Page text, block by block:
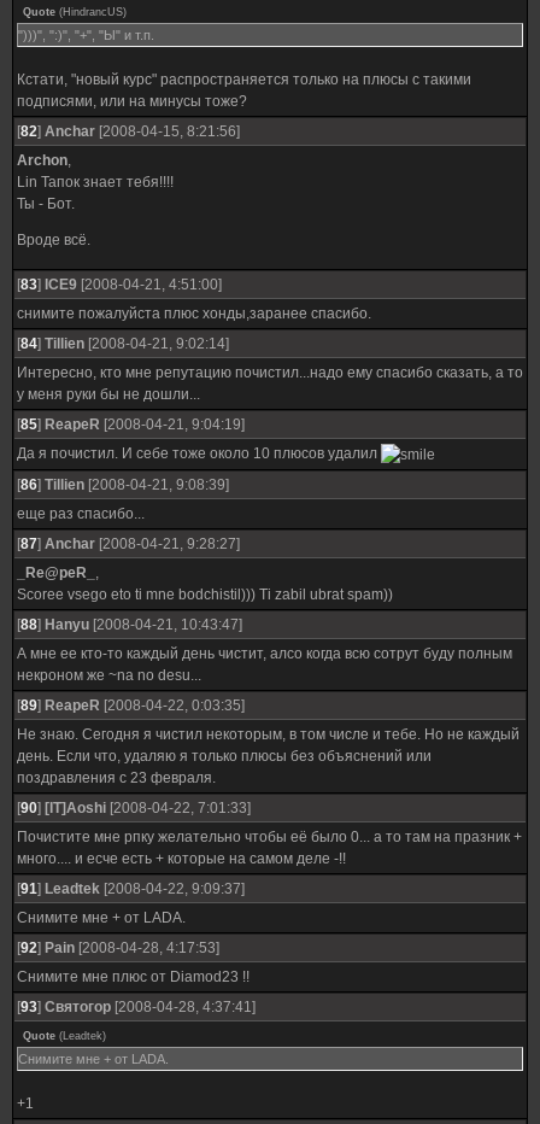
Quote (HindrancUS)
")))", ":)", "+", "Ы" и т.п.
Кстати, "новый курс" распространяется только на плюсы с такими
подписями, или на минусы тоже?
[82] Anchar [2008-04-15, 8:21:56]
Archon,
Lin Тапок знает тебя!!!!
Ты - Бот.
Вроде всё.
[83] ICE9 [2008-04-21, 4:51:00]
снимите пожалуйста плюс хонды,заранее спасибо.
[84] Tillien [2008-04-21, 9:02:14]
Интересно, кто мне репутацию почистил...надо ему спасибо сказать, а то
у меня руки бы не дошли...
[85] ReapeR [2008-04-21, 9:04:19]
Да я почистил. И себе тоже около 10 плюсов удалил
[86] Tillien [2008-04-21, 9:08:39]
еще раз спасибо...
[87] Anchar [2008-04-21, 9:28:27]
_Re@peR_ ,
Scoree vsego eto ti mne bodchistil))) Ti zabil ubrat spam))
[88] Hanyu [2008-04-21, 10:43:47]
А мне ее кто-то каждый день чистит, алсо когда всю сотрут буду полным
некроном же ~na no desu...
[89] ReapeR [2008-04-22, 0:03:35]
Не знаю. Сегодня я чистил некоторым, в том числе и тебе. Но не каждый
день. Если что, удаляю я только плюсы без объяснений или
поздравления с 23 февраля.
[90] [IT]Aoshi [2008-04-22, 7:01:33]
Почистите мне рпку желательно чтобы её было 0... а то там на празник +
много.... и есче есть + которые на самом деле -!!
[91] Leadtek [2008-04-22, 9:09:37]
Снимите мне + от LADA.
[92] Pain [2008-04-28, 4:17:53]
Снимите мне плюс от Diamod23 !!
[93] Святогор [2008-04-28, 4:37:41]
Quote (Leadtek)
Снимите мне + от LADA.
+1